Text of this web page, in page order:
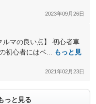
2023年09月26日
ルマの良い点】 初心者車
初心者にはベ...
もっと見
2021年02月23日
っと見る